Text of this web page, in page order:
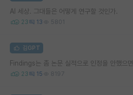
AI 세상. 그대들은 어떻게 연구할 것인가.
23 13 5801
김GPT
Findings는 좀 논문 실적으로 인정을 안했으면
23 15 8197